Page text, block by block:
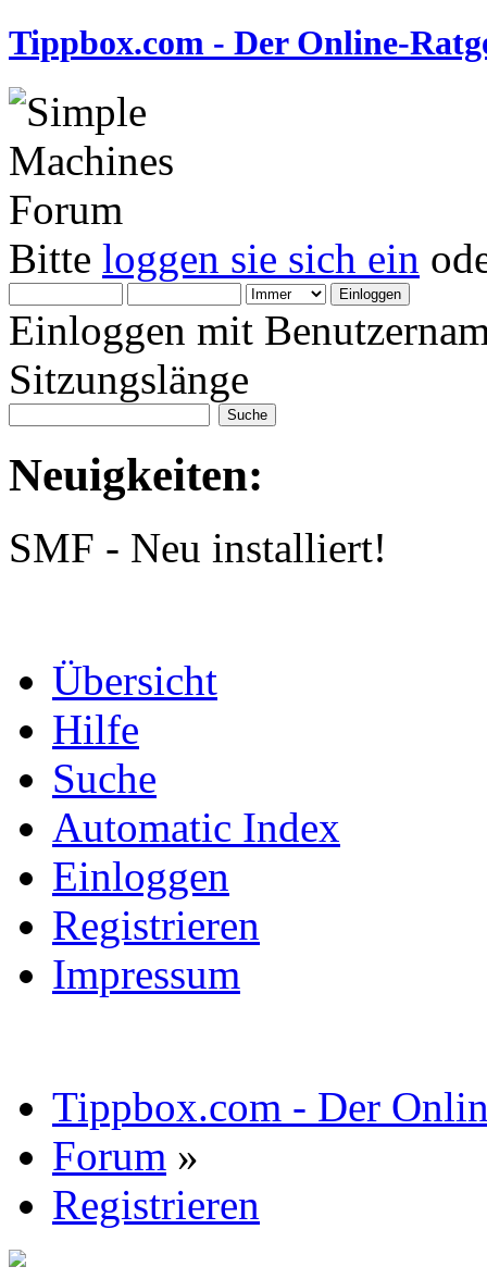
Tippbox.com - Der Online-
Bitte loggen sie sich ein
Einloggen mit
Sitzungslänge
Neuigkeiten:
SMF - Neu installiert!
Übersicht
Hilfe
Suche
Automatic Index
Einloggen
Registrieren
Impressum
Tippbox.com - Der
Forum »
Registrieren